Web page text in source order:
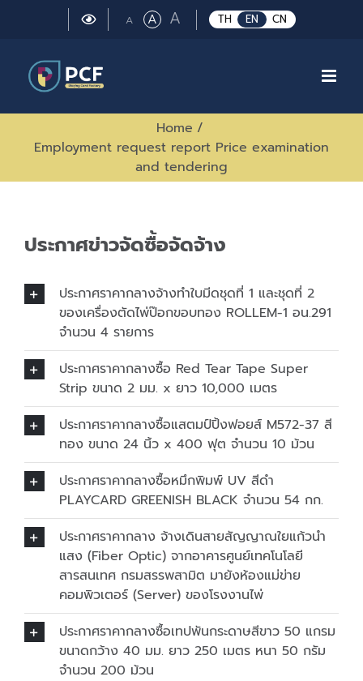
TH EN CN
A Small
ARegular
ALarge
font
Home /
Employment request report Price examination
and tendering
ประกาศข่าวจัดซื้อจัดจ้าง
ประกาศราคากลางจ้างทำใบมีดชุดที่ 1 และชุดที่ 2
ของเครื่องตัดไพ่ป๊อกขอบทอง ROLLEM-1 อน.291
จำนวน 4 รายการ
ประกาศราคากลางซื้อ Red Tear Tape Super
Strip ขนาด 2 มม. x ยาว 10,000 เมตร
ประกาศราคากลางซื้อแสตมป์ปิ้งฟอยส์ M572-37 สี
ทอง ขนาด 24 นิ้ว x 400 ฟุต จำนวน 10 ม้วน
ประกาศราคากลางซื้อหมึกพิมพ์ UV สีดำ
PLAYCARD GREENISH BLACK จำนวน 54 กก.
ประกาศราคากลาง จ้างเดินสายสัญญาณใยแก้วนำ
แสง (Fiber Optic) จากอาคารศูนย์เทคโนโลยี
สารสนเทศ กรมสรรพสามิต มายังห้องแม่ข่าย
คอมพิวเตอร์ (Server) ของโรงงานไพ่
ประกาศราคากลางซื้อเทปพันกระดาษสีขาว 50 แกรม
ขนาดกว้าง 40 มม. ยาว 250 เมตร หนา 50 กรัม
จำนวน 200 ม้วน